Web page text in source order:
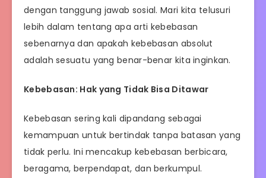
dengan tanggung jawab sosial. Mari kita telusuri
lebih dalam tentang apa arti kebebasan
sebenarnya dan apakah kebebasan absolut
adalah sesuatu yang benar-benar kita inginkan.
Kebebasan: Hak yang Tidak Bisa Ditawar
Kebebasan sering kali dipandang sebagai
kemampuan untuk bertindak tanpa batasan yang
tidak perlu. Ini mencakup kebebasan berbicara,
beragama, berpendapat, dan berkumpul.